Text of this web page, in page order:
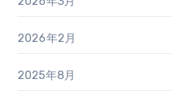
2026年2月
2025年8月